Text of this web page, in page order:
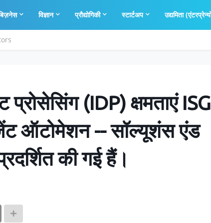
विज्ञान प्रौद्योगिकी स्टार्टअप उद्यमिता
(IDP) क्षमताएं ISG
ऑटोमेशन -- सॉल्यूशंस एंड
की गई हैं।